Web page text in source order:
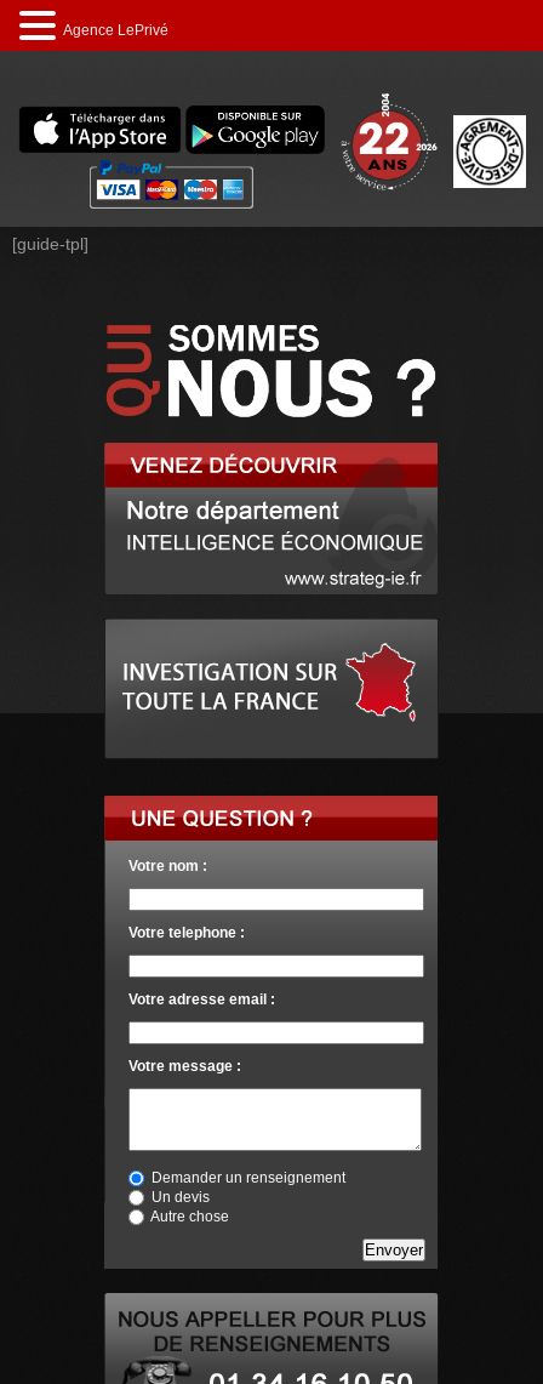
[guide-tpl]
Votre nom :
Votre telephone :
Votre adresse email :
Votre message :
Demander un renseignement
Un devis
Autre chose
Agence LePrivé